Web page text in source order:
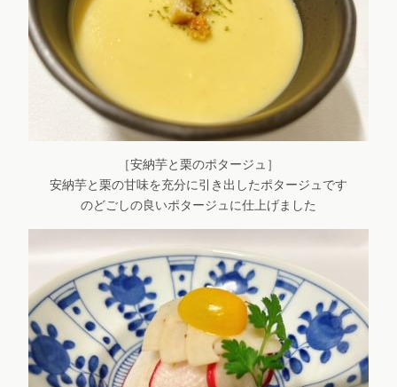
［安納芋と栗のポタージュ］
安納芋と栗の甘味を充分に引き出したポタージュです
のどごしの良いポタージュに仕上げました